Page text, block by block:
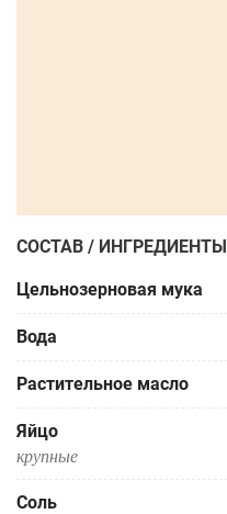
СОСТАВ / ИНГРЕДИЕНТЫ
Цельнозерновая мука
Вода
Растительное масло
Яйцо
крупные
Соль